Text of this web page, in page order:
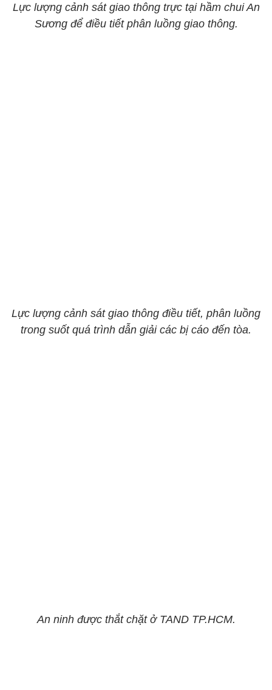
Lực lượng cảnh sát giao thông trực tại hầm chui An
Sương để điều tiết phân luồng giao thông.
Lực lượng cảnh sát giao thông điều tiết, phân luồng
trong suốt quá trình dẫn giải các bị cáo đến tòa.
An ninh được thắt chặt ở TAND TP.HCM.